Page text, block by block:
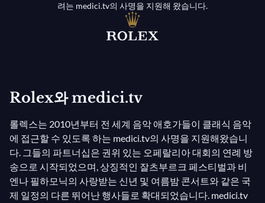
려는 medici.tv의 사명을 지원해 왔습니다.
Rolex와 medici.tv
롤렉스는 2010년부터 전 세계 음악 애호가들이 클래식 음악
에 접근할 수 있도록 하는 medici.tv의 사명을 지원해왔습니
다. 그들의 파트너십은 권위 있는 오페랄리아 대회의 연례 방
송으로 시작되었으며, 상징적인 잘츠부르크 페스티벌과 비
엔나 필하모닉의 사랑받는 신년 및 여름밤 콘서트와 같은 국
제 일정의 다른 뛰어난 행사들로 확대되었습니다. medici.tv